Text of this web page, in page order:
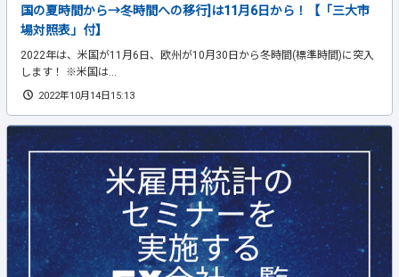
国の夏時間から→冬時間への移行]は11月6日から！【「三大市
場対照表」付】
2022年は、米国が11月6日、欧州が10月30日から冬時間(標準時間)に突入
します！ ※米国は...
2022年10月14日15:13